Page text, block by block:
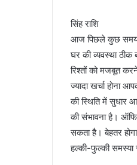
सिंह राशि
आज पिछले कुछ समय
घर की व्यवस्था ठीक
रिश्तों को मजबूत
ज्यादा खर्चा होना
की स्थिति में सुधार
की संभावना है।
सकता है। बेहतर
हल्की-फुल्की समस्या